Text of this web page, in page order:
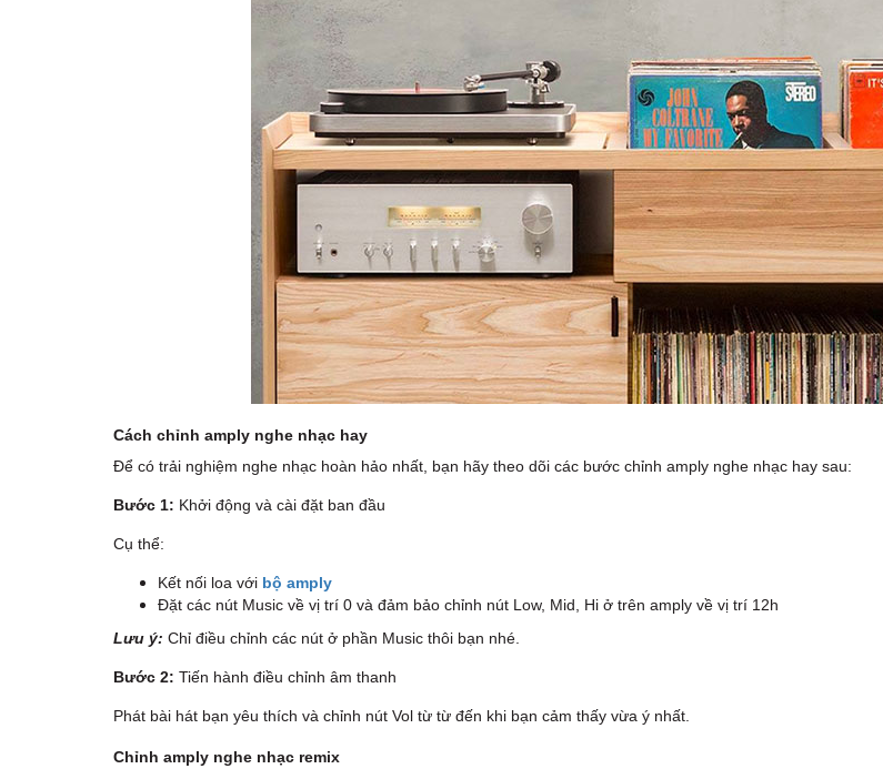
Cách chỉnh amply nghe nhạc hay
Để có trải nghiệm nghe nhạc hoàn hảo nhất, bạn hãy theo dõi các bước chỉnh amply nghe nhạc hay sau:
Bước 1: Khởi động và cài đặt ban đầu
Cụ thể:
Kết nối loa với bộ amply
Đặt các nút Music về vị trí 0 và đảm bảo chỉnh nút Low, Mid, Hi ở trên amply về vị trí 12h
Lưu ý: Chỉ điều chỉnh các nút ở phần Music thôi bạn nhé.
Bước 2: Tiến hành điều chỉnh âm thanh
Phát bài hát bạn yêu thích và chỉnh nút Vol từ từ đến khi bạn cảm thấy vừa ý nhất.
Chỉnh amply nghe nhạc remix